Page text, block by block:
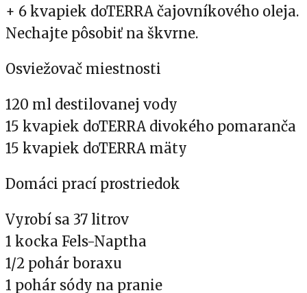
+ 6 kvapiek doTERRA čajovníkového oleja.
Nechajte pôsobiť na škvrne.
Osviežovač miestnosti
120 ml destilovanej vody
15 kvapiek doTERRA divokého pomaranča
15 kvapiek doTERRA mäty
Domáci prací prostriedok
Vyrobí sa 37 litrov
1 kocka Fels-Naptha
1/2 pohár boraxu
1 pohár sódy na pranie